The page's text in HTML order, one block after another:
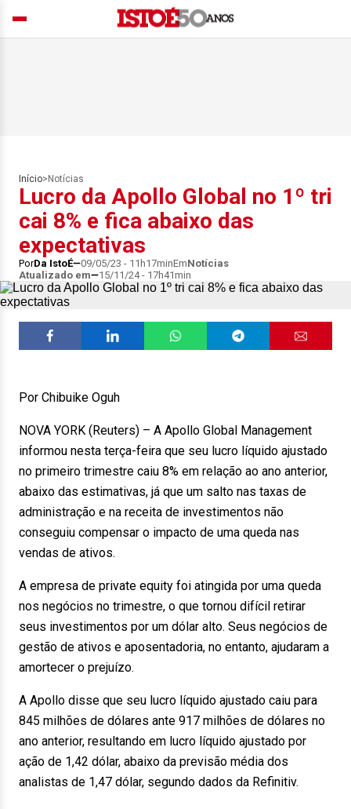
Início> Notícias
Lucro da Apollo Global no 1º tri
cai 8% e fica abaixo das
expectativas
PorDa IstoÉ 09/05/23 - 11h17minEmNotícias
Atualizado em
15/11/24 - 17h41min
Por Chibuike Oguh
NOVA YORK (Reuters) – A Apollo Global Management
informou nesta terça-feira que seu lucro líquido ajustado
no primeiro trimestre caiu 8% em relação ao ano anterior,
abaixo das estimativas, já que um salto nas taxas de
administração e na receita de investimentos não
conseguiu compensar o impacto de uma queda nas
vendas de ativos.
A empresa de private equity foi atingida por uma queda
nos negócios no trimestre, o que tornou difícil retirar
seus investimentos por um dólar alto. Seus negócios de
gestão de ativos e aposentadoria, no entanto, ajudaram a
amortecer o prejuízo.
A Apollo disse que seu lucro líquido ajustado caiu para
845 milhões de dólares ante 917 milhões de dólares no
ano anterior, resultando em lucro líquido ajustado por
ação de 1,42 dólar, abaixo da previsão média dos
analistas de 1,47 dólar, segundo dados da Refinitiv.